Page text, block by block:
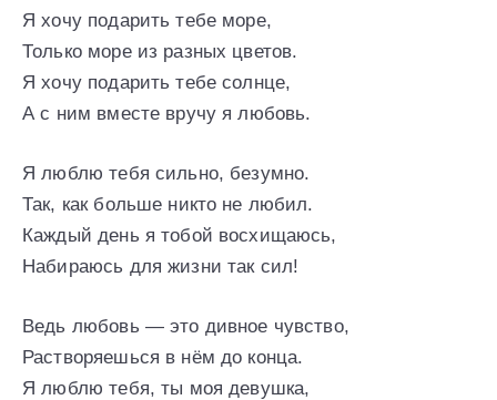
Я хочу подарить тебе море,
Только море из разных цветов.
Я хочу подарить тебе солнце,
А с ним вместе вручу я любовь.
Я люблю тебя сильно, безумно.
Так, как больше никто не любил.
Каждый день я тобой восхищаюсь,
Набираюсь для жизни так сил!
Ведь любовь — это дивное чувство,
Растворяешься в нём до конца.
Я люблю тебя, ты моя девушка,